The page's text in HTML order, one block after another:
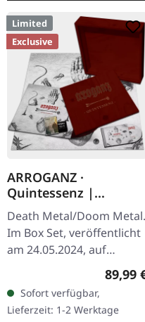
Limited
Exclusive
ARROGANZ ·
Quintessenz |
WOODEN BOX SET
Death Metal/Doom Metal.
Im Box Set, veröffentlicht
am 24.05.2024, auf
Supreme Chaos Records.
handgearbeitete Holzbox
mit graviertem…
89,99
Sofort verfügbar,
Lieferzeit: 1-2 Werktage